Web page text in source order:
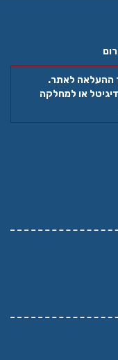
ההעלאה לאתר.
או למחלקה